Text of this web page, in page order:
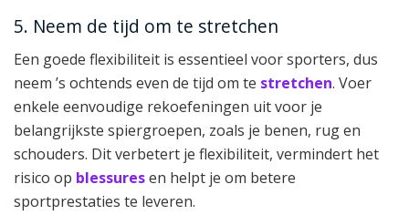
5. Neem de tijd om te stretchen
Een goede flexibiliteit is essentieel voor sporters, dus
neem ’s ochtends even de tijd om te stretchen. Voer
enkele eenvoudige rekoefeningen uit voor je
belangrijkste spiergroepen, zoals je benen, rug en
schouders. Dit verbetert je flexibiliteit, vermindert het
risico op blessuresen helpt je om betere
sportprestaties te leveren.